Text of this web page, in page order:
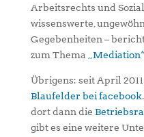
Arbeitsrechts und
wissenswerte,
Gegebenheiten –
zum Thema
Übrigens: seit April
Blaufelder bei facebook
dort dann die
gibt es eine weitere